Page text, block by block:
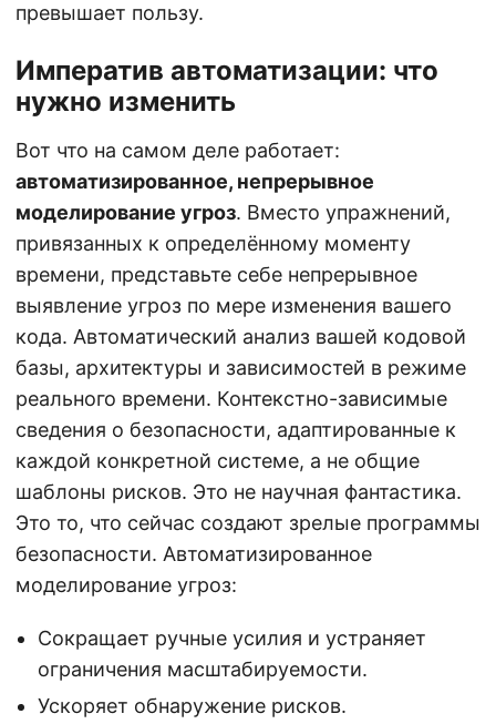
превышает пользу.
Императив автоматизации: что
нужно изменить
Вот что на самом деле работает:
автоматизированное, непрерывное
моделирование угроз. Вместо упражнений,
привязанных к определённому моменту
времени, представьте себе непрерывное
выявление угроз по мере изменения вашего
кода. Автоматический анализ вашей кодовой
базы, архитектуры и зависимостей в режиме
реального времени. Контекстно-зависимые
сведения о безопасности, адаптированные к
каждой конкретной системе, а не общие
шаблоны рисков. Это не научная фантастика.
Это то, что сейчас создают зрелые программы
безопасности. Автоматизированное
моделирование угроз:
Сокращает ручные усилия и устраняет
ограничения масштабируемости.
Ускоряет обнаружение рисков.